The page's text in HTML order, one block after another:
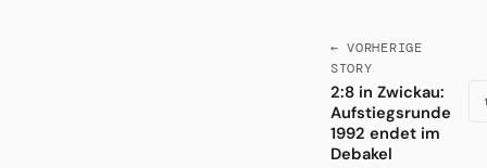
← VORHERIGE
STORY
2:8 in Zwickau:
Aufstiegsrunde
1992 endet im
Debakel